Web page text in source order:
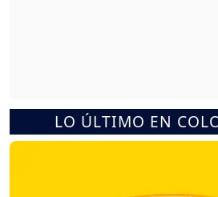
LO ÚLTIMO EN